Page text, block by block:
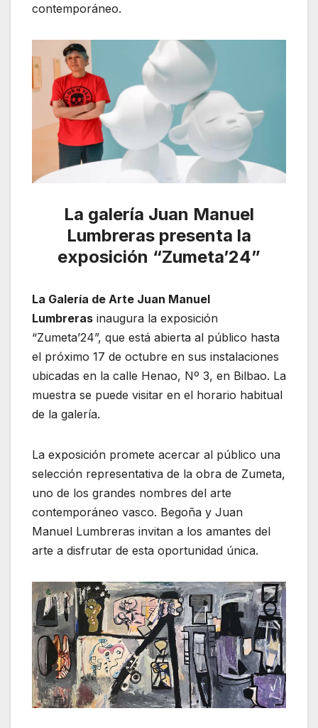
contemporáneo.
La galería Juan Manuel
Lumbreras presenta la
exposición “Zumeta’24”
La Galería de Arte Juan Manuel
Lumbreras inaugura la exposición
“Zumeta’24”, que está abierta al público hasta
el próximo 17 de octubre en sus instalaciones
ubicadas en la calle Henao, Nº 3, en Bilbao. La
muestra se puede visitar en el horario habitual
de la galería.
La exposición promete acercar al público una
selección representativa de la obra de Zumeta,
uno de los grandes nombres del arte
contemporáneo vasco. Begoña y Juan
Manuel Lumbreras invitan a los amantes del
arte a disfrutar de esta oportunidad única.